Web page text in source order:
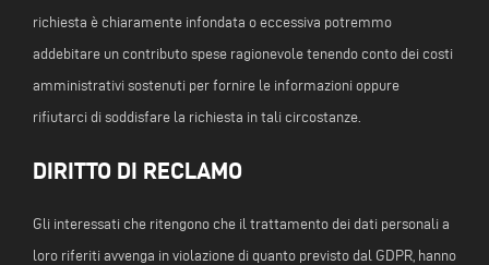
richiesta è chiaramente infondata o eccessiva potremmo
addebitare un contributo spese ragionevole tenendo conto dei costi
amministrativi sostenuti per fornire le informazioni oppure
rifiutarci di soddisfare la richiesta in tali circostanze.
DIRITTO DI RECLAMO
Gli interessati che ritengono che il trattamento dei dati personali a
loro riferiti avvenga in violazione di quanto previsto dal GDPR, hanno